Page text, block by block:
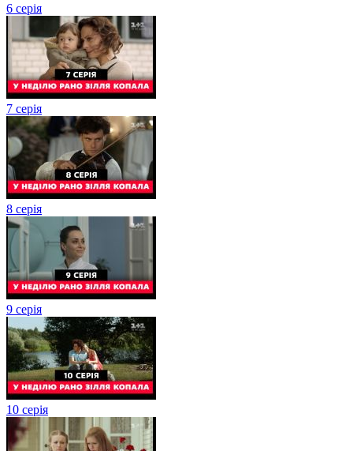
6 серія
7 серія
8 серія
9 серія
10 серія